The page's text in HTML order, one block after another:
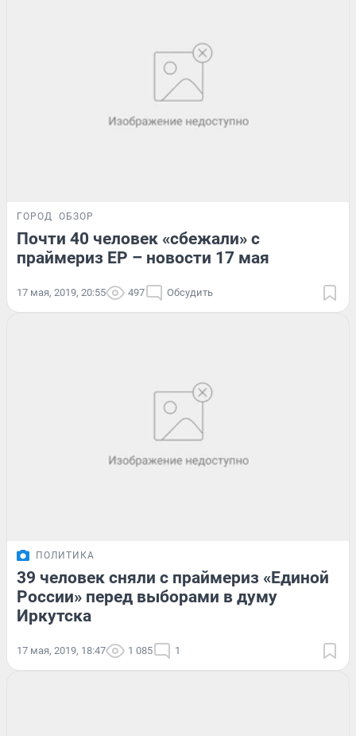
ГОРОД ОБЗОР
Почти 40 человек «сбежали» с
праймериз ЕР – новости 17 мая
17 мая, 2019, 20:55 497 Обсудить
ПОЛИТИКА
39 человек сняли с праймериз «Единой
России» перед выборами в думу
Иркутска
17 мая, 2019, 18:47 1 085 1